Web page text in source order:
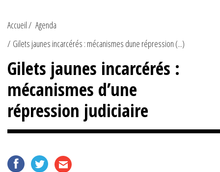
Accueil
Agenda
Gilets jaunes incarcérés : mécanismes dune répression (...)
Gilets jaunes incarcérés :
mécanismes d’une
répression judiciaire